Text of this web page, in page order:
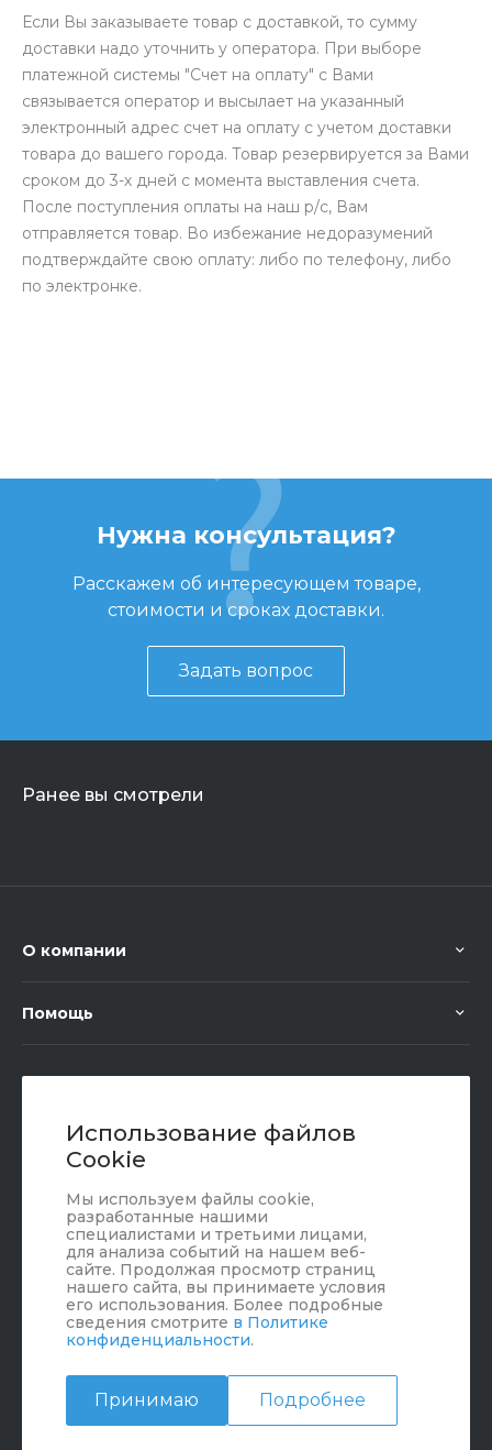
Использование файлов
Cookie
Мы используем файлы cookie,
разработанные нашими
специалистами и третьими лицами,
для анализа событий на нашем веб-
сайте. Продолжая просмотр страниц
нашего сайта, вы принимаете условия
его использования. Более подробные
сведения смотрите в Политике
конфиденциальности.
Принимаю Подробнее
Если Вы заказываете товар с доставкой, то сумму
доставки надо уточнить у оператора. При выборе
платежной системы "Счет на оплату" с Вами
связывается оператор и высылает на указанный
электронный адрес счет на оплату с учетом доставки
товара до вашего города. Товар резервируется за Вами
сроком до 3-х дней с момента выставления счета.
После поступления оплаты на наш р/с, Вам
отправляется товар. Во избежание недоразумений
подтверждайте свою оплату: либо по телефону, либо
по электронке.
Нужна консультация?
Расскажем об интересующем товаре,
стоимости и сроках доставки.
Задать вопрос
Ранее вы смотрели
О компании
Помощь
г. Юрюзань, ул. Пролетарская, 101